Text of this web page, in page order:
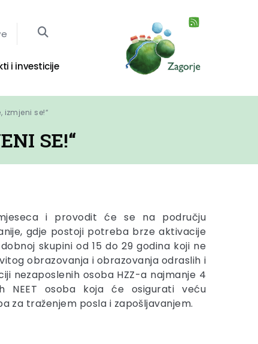
i investicije
izmjeni se!“
SE!“
i provodit će se na području
gdje postoji potreba brze aktivacije
skupini od 15 do 29 godina koji ne
obrazovanja i obrazovanja odraslih i
nezaposlenih osoba HZZ-a najmanje 4
NEET osoba koja će osigurati veću
za traženjem posla i zapošljavanjem.